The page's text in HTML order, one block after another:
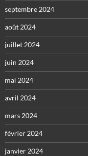
septembre 2024
août 2024
juillet 2024
juin 2024
mai 2024
avril 2024
mars 2024
février 2024
janvier 2024